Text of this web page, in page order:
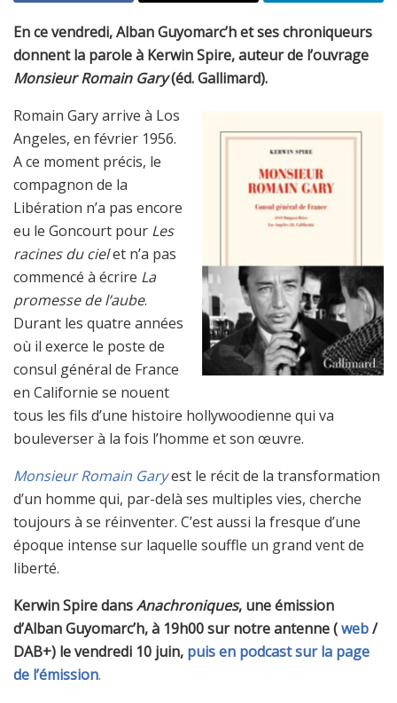
En ce vendredi, Alban Guyomarc’h et ses chroniqueurs
donnent la parole à Kerwin Spire, auteur de l’ouvrage
Monsieur Romain Gary(éd. Gallimard).
Romain Gary arrive à Los
Angeles, en février 1956.
A ce moment précis, le
compagnon de la
Libération n’a pas encore
eu le Goncourt pour Les
racines du cielet n’a pas
commencé à écrire La
promesse de l’aube.
Durant les quatre années
où il exerce le poste de
consul général de France
en Californie se nouent
tous les fils d’une histoire hollywoodienne qui va
bouleverser à la fois l’homme et son œuvre.
Monsieur Romain Garyest le récit de la transformation
d’un homme qui, par-delà ses multiples vies, cherche
toujours à se réinventer. C’est aussi la fresque d’une
époque intense sur laquelle souffle un grand vent de
liberté.
Kerwin Spire dansAnachroniques, une émission
d’Alban Guyomarc’h, à 19h00 sur notre antenne (web/
DAB+) le vendredi 10 juin, puis en podcast sur la page
de l’émission.